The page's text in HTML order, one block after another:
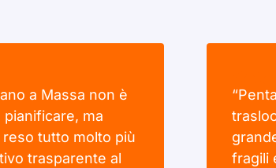
a Massa non è
ma
tutto molto più
trasparente al
fragili